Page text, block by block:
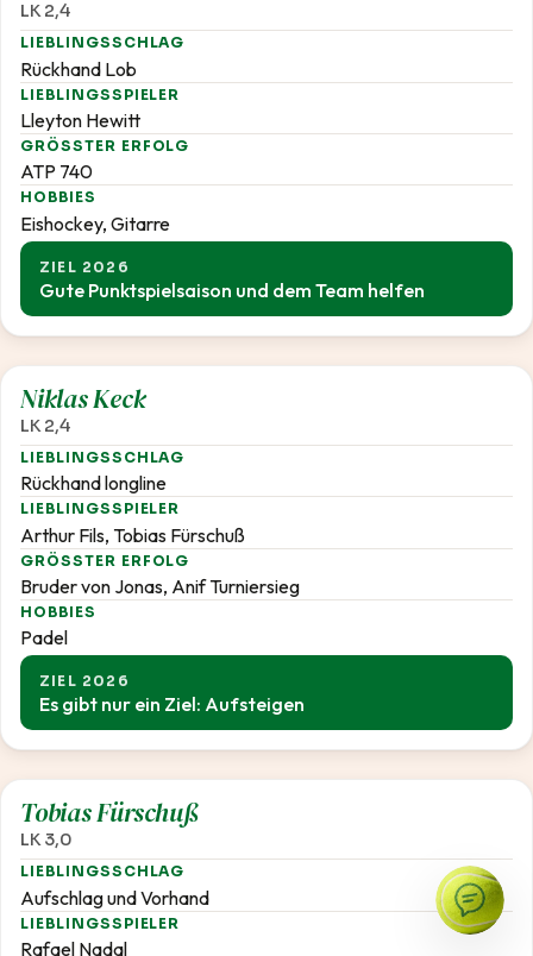
LK 2,4
LIEBLINGSSCHLAG
Rückhand Lob
LIEBLINGSSPIELER
Lleyton Hewitt
GRÖSSTER ERFOLG
ATP 740
HOBBIES
Eishockey, Gitarre
ZIEL 2026
Gute Punktspielsaison und dem Team helfen
Niklas Keck
LK 2,4
LIEBLINGSSCHLAG
Rückhand longline
LIEBLINGSSPIELER
Arthur Fils, Tobias Fürschuß
GRÖSSTER ERFOLG
Bruder von Jonas, Anif Turniersieg
HOBBIES
Padel
ZIEL 2026
Es gibt nur ein Ziel: Aufsteigen
Tobias Fürschuß
LK 3,0
LIEBLINGSSCHLAG
Aufschlag und Vorhand
LIEBLINGSSPIELER
Rafael Nadal